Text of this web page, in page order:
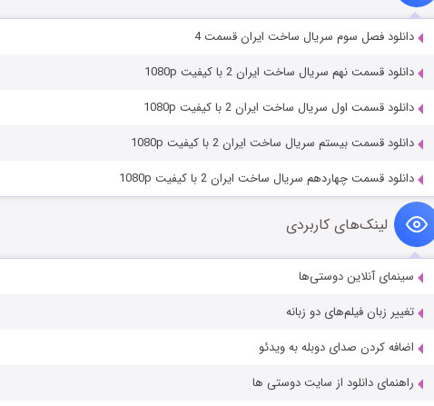
دانلود فصل سوم سریال ساخت ایران قسمت 4
دانلود قسمت نهم سریال ساخت ایران 2 با کیفیت 1080p
دانلود قسمت اول سریال ساخت ایران 2 با کیفیت 1080p
دانلود قسمت بیستم سریال ساخت ایران 2 با کیفیت 1080p
دانلود قسمت چهاردهم سریال ساخت ایران 2 با کیفیت 1080p
لینک‌های کاربردی
سینمای آنلاین دوستی‌ها
تغییر زبان فیلم‌های دو زبانه
اضافه کردن صدای دوبله به ویدئو
راهنمای دانلود از سایت دوستی ها